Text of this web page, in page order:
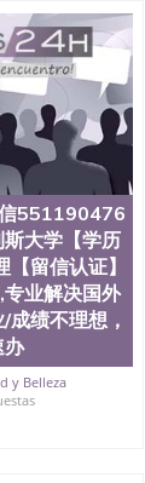
使馆认证、使
认证、留学生
认证等
塞州立大学毕
塞州立大学成
塞州立大学成
圣何塞州立大
塞州立大学（
凭（San Jose
凭（San Jose
San Jose
State
University）
圣何塞州立大
圣何塞州立大
塞州立大学（
San Jose State
San Jose State
San Jose State
551190476
大学【学历
留信认证】
业解决国外
绩不理想，
办
y Belleza